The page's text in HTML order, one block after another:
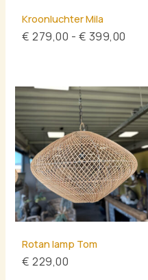
Kroonluchter Mila
€ 279,00 - € 399,00
Rotan lamp Tom
€ 229,00